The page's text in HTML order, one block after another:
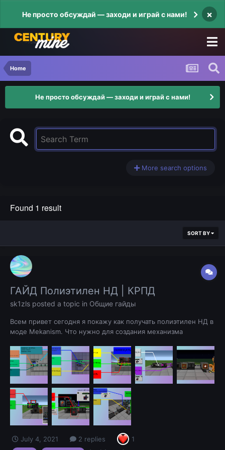
Не просто обсуждай — заходи и играй с нами! ×
Home
Не просто обсуждай — заходи и играй с нами!
More search options
Found 1 result
SORT BY
ГАЙД Полиэтилен НД | КРПД
sk1zls posted a topic in Общие гайды
Всем привет сегодня я покажу как получать полиэтилен НД в
моде Mekanism. Что нужно для создания механизма
Установка механизма 3. Настройка труб 4.Настройка сторон
и добавление трубы 5. Финал и зап...
July 4, 2021 2 replies 1